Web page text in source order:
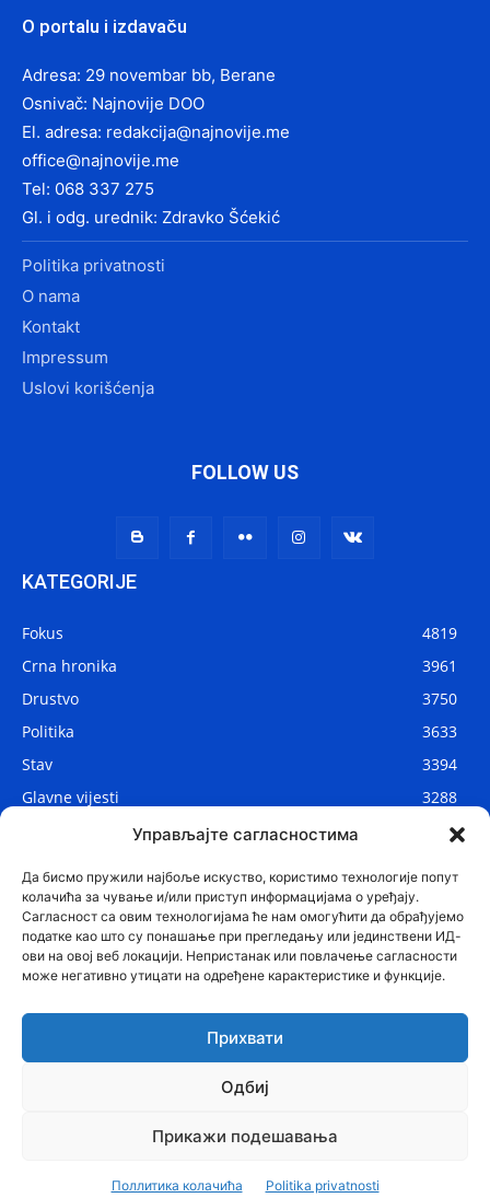
Управљајте сагласностима
Да бисмо пружили најбоље искуство, користимо технологије попут
колачића за чување и/или приступ информацијама о уређају.
Сагласност са овим технологијама ће нам омогућити да обрађујемо
податке као што су понашање при прегледању или јединствени ИД-
ови на овој веб локацији. Непристанак или повлачење сагласности
може негативно утицати на одређене карактеристике и функције.
Прихвати
Одбиј
Прикажи подешавања
Поллитика колачића Politika privatnosti
O portalu i izdavaču
Adresa: 29 novembar bb, Berane
Osnivač: Najnovije DOO
El. adresa: redakcija@najnovije.me
office@najnovije.me
Tel: 068 337 275
Gl. i odg. urednik: Zdravko Šćekić
Politika privatnosti
O nama
Kontakt
Impressum
Uslovi korišćenja
FOLLOW US
KATEGORIJE
Fokus
4819
Crna hronika
3961
Drustvo
3750
Politika
3633
Stav
3394
Glavne vijesti
3288
2912
Zanimljivosti
Tehnologija Lifestyle Kontakt